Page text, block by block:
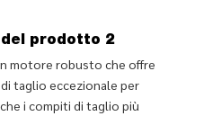
prodotto 2
motore robusto che offre
taglio eccezionale per
i compiti di taglio più